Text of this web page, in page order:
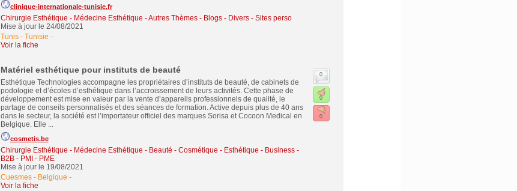
clinique-internationale-tunisie.fr
Chirurgie Esthétique - Médecine Esthétique -Autres Thèmes - Blogs - Divers - Sites perso
Mise à jour le 24/08/2021
Tunis - Tunisie -
Voir la fiche
Matériel esthétique pour instituts de beauté
Esthétique Technologies accompagne les propriétaires d’instituts de beauté, de cabinets de
podologie et d’écoles d’esthétique dans l’accroissement de leurs activités. Cette phase de
développement est mise en valeur par la vente d’appareils professionnels de qualité, le
partage de conseils personnalisés et des séances de formation. Active depuis plus de 40 ans
dans le secteur, la société est l’importateur officiel des marques Sorisa et Cocoon Medical en
Belgique. Elle ...
cosmetis.be
Chirurgie Esthétique - Médecine Esthétique - Beauté - Cosmétique - Esthétique - Business -
B2B - PMI - PME
Mise à jour le 19/08/2021
Cuesmes - Belgique -
Voir la fiche
0
0
0